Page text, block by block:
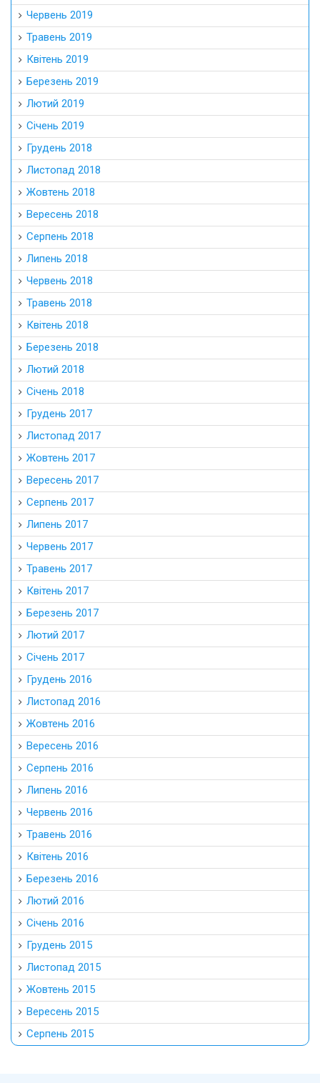
Червень 2019
Травень 2019
Квітень 2019
Березень 2019
Лютий 2019
Січень 2019
Грудень 2018
Листопад 2018
Жовтень 2018
Вересень 2018
Серпень 2018
Липень 2018
Червень 2018
Травень 2018
Квітень 2018
Березень 2018
Лютий 2018
Січень 2018
Грудень 2017
Листопад 2017
Жовтень 2017
Вересень 2017
Серпень 2017
Липень 2017
Червень 2017
Травень 2017
Квітень 2017
Березень 2017
Лютий 2017
Січень 2017
Грудень 2016
Листопад 2016
Жовтень 2016
Вересень 2016
Серпень 2016
Липень 2016
Червень 2016
Травень 2016
Квітень 2016
Березень 2016
Лютий 2016
Січень 2016
Грудень 2015
Листопад 2015
Жовтень 2015
Вересень 2015
Серпень 2015